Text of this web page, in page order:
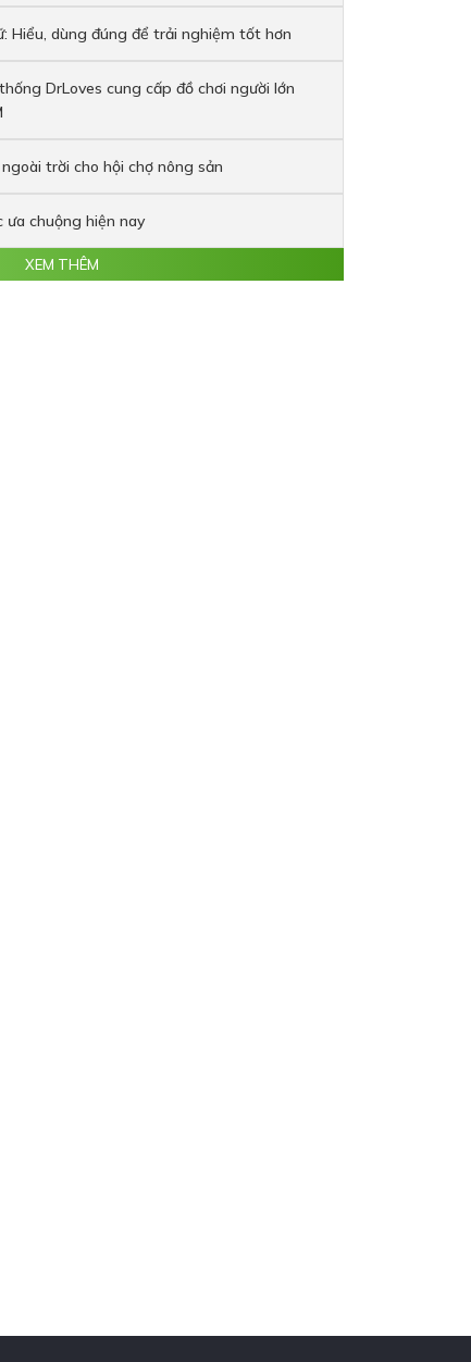
Hiểu, dùng đúng để trải nghiệm tốt hơn
DrLoves cung cấp đồ chơi người lớn
trời cho hội chợ nông sản
ưa chuộng hiện nay
XEM THÊM